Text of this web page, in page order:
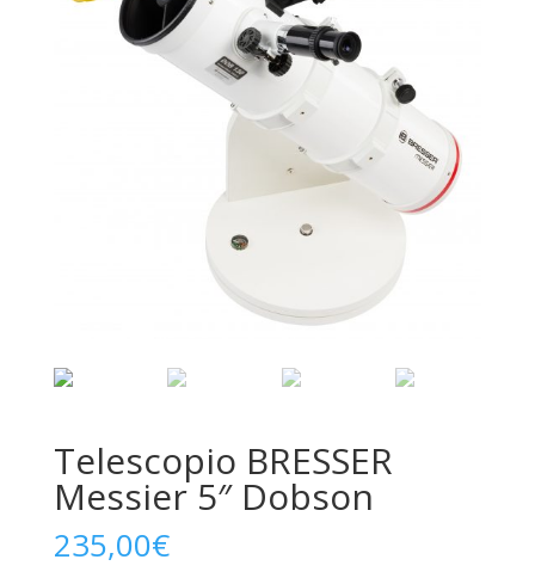
Telescopio BRESSER
Messier 5″ Dobson
235,00€